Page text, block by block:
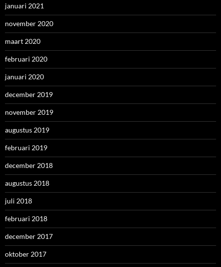
januari 2021
november 2020
maart 2020
februari 2020
januari 2020
december 2019
november 2019
augustus 2019
februari 2019
december 2018
augustus 2018
juli 2018
februari 2018
december 2017
oktober 2017